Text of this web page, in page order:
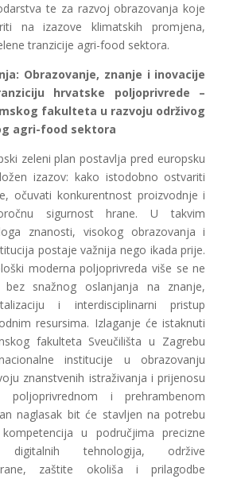
te za razvoj obrazovanja koje
na izazove klimatskih promjena,
tranzicije agri-food sektora.
Obrazovanje, znanje i inovacije
hrvatske poljoprivrede –
fakulteta u razvoju održivog
agri-food sektora
zeleni plan postavlja pred europsku
izazov: kako istodobno ostvariti
očuvati konkurentnost proizvodnje i
sigurnost hrane. U takvim
znanosti, visokog obrazovanja i
postaje važnija nego ikada prije.
moderna poljoprivreda više se ne
snažnog oslanjanja na znanje,
i interdisciplinarni pristup
resursima. Izlaganje će istaknuti
fakulteta Sveučilišta u Zagrebu
institucije u obrazovanju
znanstvenih istraživanja i prijenosu
poljoprivrednom i prehrambenom
naglasak bit će stavljen na potrebu
u područjima precizne
digitalnih tehnologija, održive
zaštite okoliša i prilagodbe